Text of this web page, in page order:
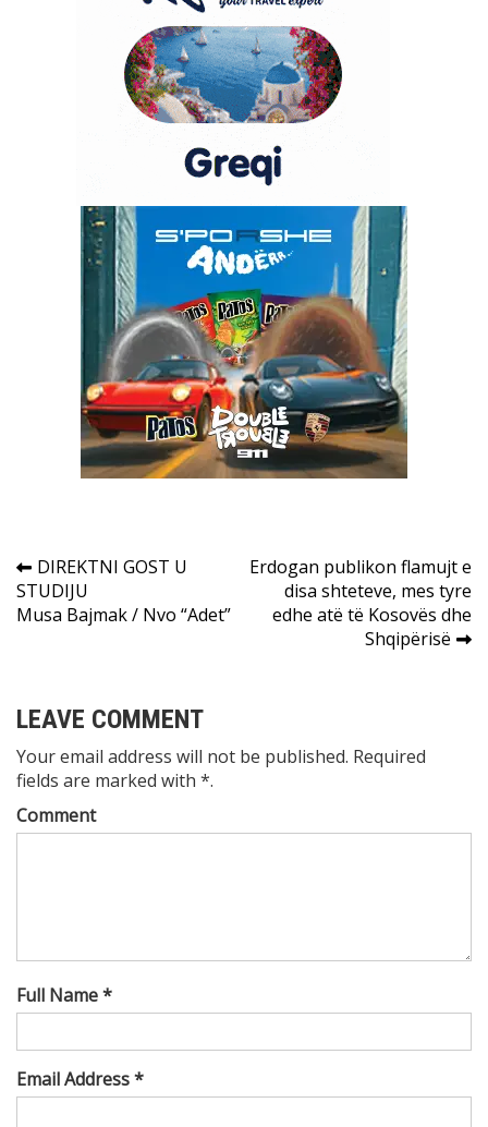
Post
navigation
DIREKTNI GOST U
STUDIJU
Musa Bajmak / Nvo “Adet”
Erdogan publikon flamujt e
disa shteteve, mes tyre
edhe atë të Kosovës dhe
Shqipërisë
LEAVE COMMENT
Your email address will not be published. Required
fields are marked with *.
Comment
Full Name *
Email Address *